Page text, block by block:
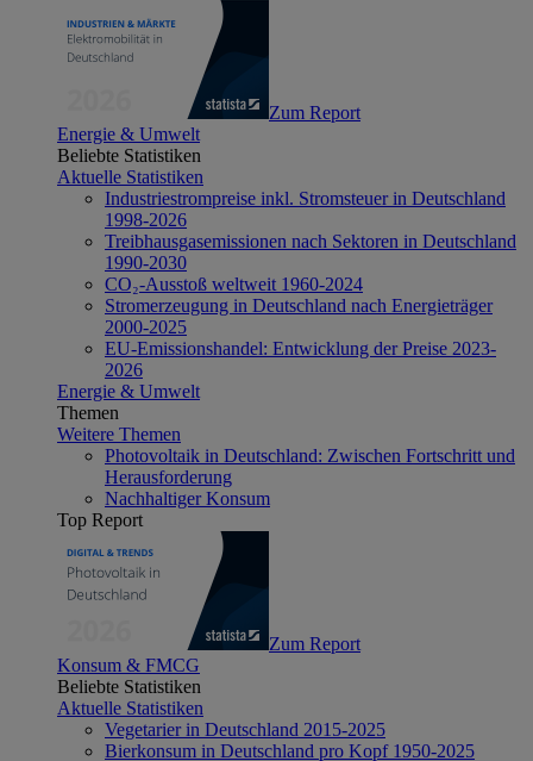
Zum Report
Energie & Umwelt
Beliebte Statistiken
Aktuelle Statistiken
Industriestrompreise inkl. Stromsteuer in Deutschland
1998-2026
Treibhausgasemissionen nach Sektoren in Deutschland
1990-2030
CO₂-Ausstoß weltweit 1960-2024
Stromerzeugung in Deutschland nach Energieträger
2000-2025
EU-Emissionshandel: Entwicklung der Preise 2023-
2026
Energie & Umwelt
Themen
Weitere Themen
Photovoltaik in Deutschland: Zwischen Fortschritt und
Herausforderung
Nachhaltiger Konsum
Top Report
Zum Report
Konsum & FMCG
Beliebte Statistiken
Aktuelle Statistiken
Vegetarier in Deutschland 2015-2025
Bierkonsum in Deutschland pro Kopf 1950-2025